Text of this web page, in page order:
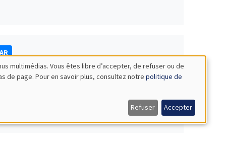
multimédias. Vous êtes libre d’accepter, de refuser ou de
de page. Pour en savoir plus, consultez notre politique de
Refuser Accepter